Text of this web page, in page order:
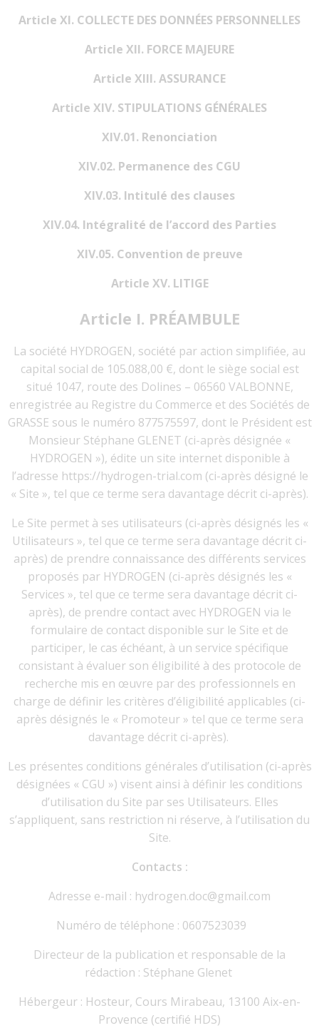
Article XI. COLLECTE DES DONNÉES PERSONNELLES
Article XII. FORCE MAJEURE
Article XIII. ASSURANCE
Article XIV. STIPULATIONS GÉNÉRALES
XIV.01. Renonciation
XIV.02. Permanence des CGU
XIV.03. Intitulé des clauses
XIV.04. Intégralité de l’accord des Parties
XIV.05. Convention de preuve
Article XV. LITIGE
Article I. PRÉAMBULE
La société HYDROGEN, société par action simplifiée, au
capital social de 105.088,00 €, dont le siège social est
situé 1047, route des Dolines – 06560 VALBONNE,
enregistrée au Registre du Commerce et des Sociétés de
GRASSE sous le numéro 877575597, dont le Président est
Monsieur Stéphane GLENET (ci-après désignée «
HYDROGEN »), édite un site internet disponible à
l’adresse https://hydrogen-trial.com (ci-après désigné le
« Site », tel que ce terme sera davantage décrit ci-après).
Le Site permet à ses utilisateurs (ci-après désignés les «
Utilisateurs », tel que ce terme sera davantage décrit ci-
après) de prendre connaissance des différents services
proposés par HYDROGEN (ci-après désignés les «
Services », tel que ce terme sera davantage décrit ci-
après), de prendre contact avec HYDROGEN via le
formulaire de contact disponible sur le Site et de
participer, le cas échéant, à un service spécifique
consistant à évaluer son éligibilité à des protocole de
recherche mis en œuvre par des professionnels en
charge de définir les critères d’éligibilité applicables (ci-
après désignés le « Promoteur » tel que ce terme sera
davantage décrit ci-après).
Les présentes conditions générales d’utilisation (ci-après
désignées « CGU ») visent ainsi à définir les conditions
d’utilisation du Site par ses Utilisateurs. Elles
s’appliquent, sans restriction ni réserve, à l’utilisation du
Site.
Contacts :
Adresse e-mail : hydrogen.doc@gmail.com
Numéro de téléphone : 0607523039
Directeur de la publication et responsable de la
rédaction : Stéphane Glenet
Hébergeur : Hosteur, Cours Mirabeau, 13100 Aix-en-
Provence (certifié HDS)